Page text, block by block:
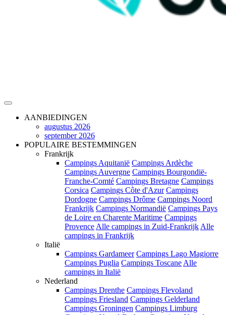
AANBIEDINGEN
augustus 2026
september 2026
POPULAIRE BESTEMMINGEN
Frankrijk
Campings Aquitanië Campings Ardèche
Campings Auvergne Campings Bourgondië-
Franche-Comté Campings Bretagne Campings
Corsica Campings Côte d'Azur Campings
Dordogne Campings Drôme Campings Noord
Frankrijk Campings Normandië Campings Pays
de Loire en Charente Maritime Campings
Provence Alle campings in Zuid-Frankrijk Alle
campings in Frankrijk
Italië
Campings Gardameer Campings Lago Magiorre
Campings Puglia Campings Toscane Alle
campings in Italië
Nederland
Campings Drenthe Campings Flevoland
Campings Friesland Campings Gelderland
Campings Groningen Campings Limburg